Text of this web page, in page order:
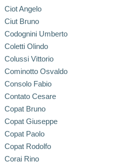
Ciot Angelo
Ciut Bruno
Codognini Umberto
Coletti Olindo
Colussi Vittorio
Cominotto Osvaldo
Consolo Fabio
Contato Cesare
Copat Bruno
Copat Giuseppe
Copat Paolo
Copat Rodolfo
Corai Rino